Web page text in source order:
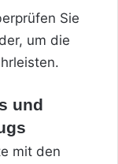
Sie
um die
und
mit den